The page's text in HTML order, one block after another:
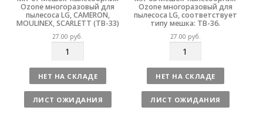
Ozone многоразовый для
пылесоса LG, CAMERON,
MOULINEX, SCARLETT (TB-33)
27.00 руб.
л
и
ч
е
НЕТ НА СКЛАДЕ
ЛИСТ ОЖИДАНИЯ
Ozone многоразовый для
пылесоса LG, соответствует
типу мешка: TB-36.
27.00 руб.
л
и
ч
е
НЕТ НА СКЛАДЕ
ЛИСТ ОЖИДАНИЯ